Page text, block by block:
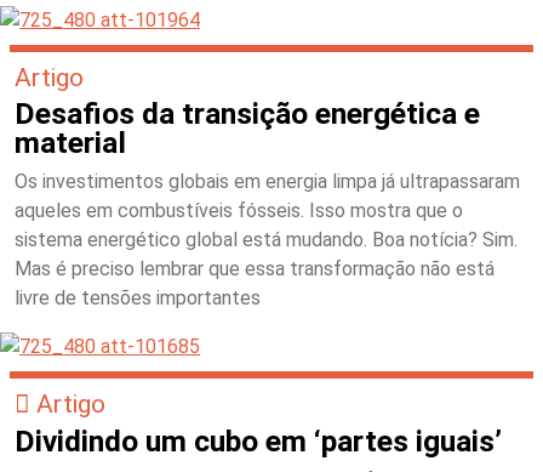
Artigo
Desafios da transição energética e
material
Os investimentos globais em energia limpa já ultrapassaram
aqueles em combustíveis fósseis. Isso mostra que o
sistema energético global está mudando. Boa notícia? Sim.
Mas é preciso lembrar que essa transformação não está
livre de tensões importantes
Artigo
Dividindo um cubo em ‘partes iguais’